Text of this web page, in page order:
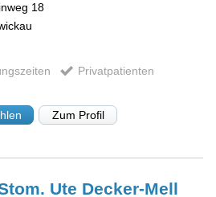
18
Privatpatienten
Zum Profil
Ute Decker-Mell